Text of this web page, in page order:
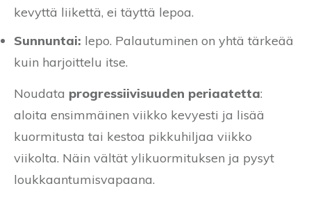
kevyttä liikettä, ei täyttä lepoa.
Sunnuntai: lepo. Palautuminen on yhtä tärkeää
kuin harjoittelu itse.
Noudata progressiivisuuden periaatetta:
aloita ensimmäinen viikko kevyesti ja lisää
kuormitusta tai kestoa pikkuhiljaa viikko
viikolta. Näin vältät ylikuormituksen ja pysyt
loukkaantumisvapaana.